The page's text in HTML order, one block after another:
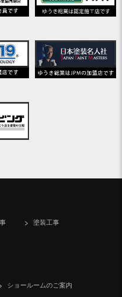
塗装工事
ショールームのご案内